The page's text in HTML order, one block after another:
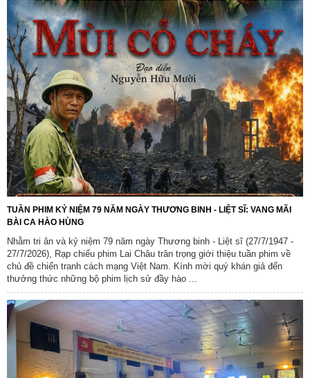
TUẦN PHIM KỶ NIỆM 79 NĂM NGÀY THƯƠNG BINH - LIỆT SĨ: VANG MÃI
BÀI CA HÀO HÙNG
Nhằm tri ân và kỷ niệm 79 năm ngày Thương binh - Liệt sĩ (27/7/1947 -
27/7/2026), Rạp chiếu phim Lai Châu trân trọng giới thiệu tuần phim về
chủ đề chiến tranh cách mạng Việt Nam. Kính mời quý khán giả đến
thưởng thức những bộ phim lịch sử đầy hào ...